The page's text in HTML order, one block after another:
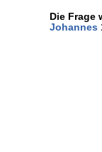
Die Frage
Johannes